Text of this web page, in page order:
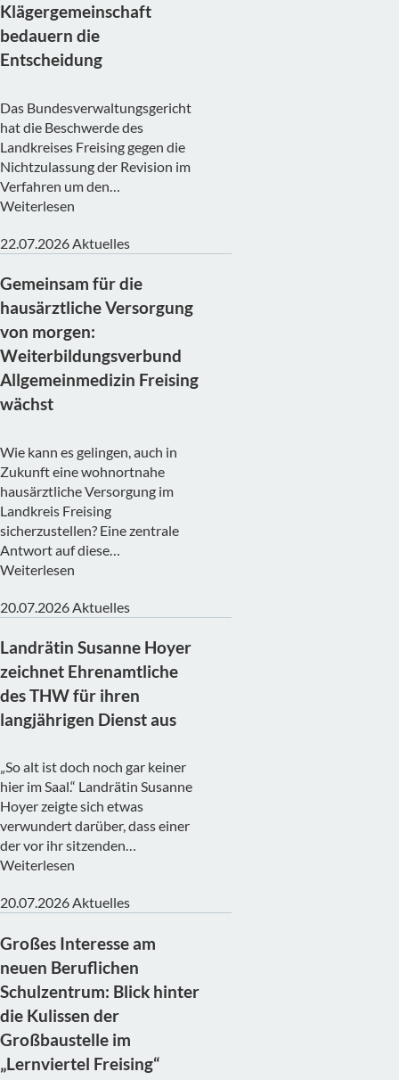
Klägergemeinschaft
bedauern die
Entscheidung
Das Bundesverwaltungsgericht
hat die Beschwerde des
Landkreises Freising gegen die
Nichtzulassung der Revision im
Verfahren um den…
Weiterlesen
22.07.2026 Aktuelles
Gemeinsam für die
hausärztliche Versorgung
von morgen:
Weiterbildungsverbund
Allgemeinmedizin Freising
wächst
Wie kann es gelingen, auch in
Zukunft eine wohnortnahe
hausärztliche Versorgung im
Landkreis Freising
sicherzustellen? Eine zentrale
Antwort auf diese…
Weiterlesen
20.07.2026 Aktuelles
Landrätin Susanne Hoyer
zeichnet Ehrenamtliche
des THW für ihren
langjährigen Dienst aus
„So alt ist doch noch gar keiner
hier im Saal.“ Landrätin Susanne
Hoyer zeigte sich etwas
verwundert darüber, dass einer
der vor ihr sitzenden…
Weiterlesen
20.07.2026Aktuelles
Großes Interesse am
neuen Beruflichen
Schulzentrum: Blick hinter
die Kulissen der
Großbaustelle im
„Lernviertel Freising“